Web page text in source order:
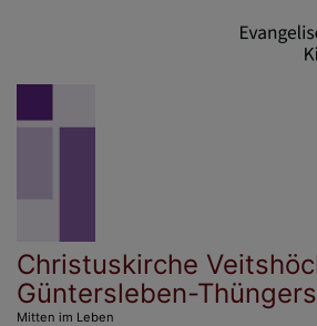
Christuskirche
Güntersleben-
Mitten im Leben